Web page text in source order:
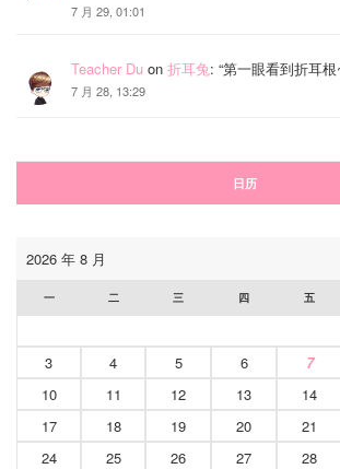
7 月 29, 01:01
Teacher Du on 折耳兔: “第一眼看到折耳根
7 月 28, 13:29
日历
2026 年 8 月
一 二 三 四 五
3
4 5 6 7
10
11 12 13 14
17
18 19 20 21
24
25 26 27 28